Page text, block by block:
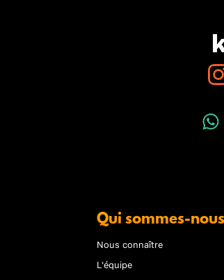
Qui sommes-
Nous connaître
L'équipe